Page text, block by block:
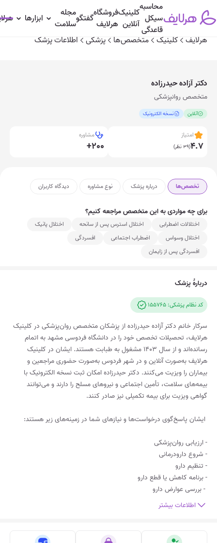
محاسبه
سیکل
قاعدگی
کلینیک
آنلاین
فروشگاه
هرلایف گفتگومجله
سلامت
ابزارها
هرلایف
کلینیک متخصص‌ها پزشکی اطلاعات پزشک
تخصص‌ها درباره پزشک نوع مشاوره دیدگاه‌ کاربران
دکتر آزاده حیدرزاده
متخصص روانپزشکی
آنلاین نسخه الکترونیک
امتیاز
4.7(39 نظر)
مشاوره
+200
تخصص‌ها درباره پزشک نوع مشاوره دیدگاه‌ کاربران
برای چه مواردی به این متخصص مراجعه کنیم؟
اختلالات اضطرابی اختلال استرس پس از سانحه
اختلال پانیک
اختلال وسواس
اضطراب اجتماعی
افسردگی
افسردگی پس از زایمان
دربارۀ پزشک
کد نظام پزشکی: 155765
سرکار خانم دکتر آزاده حیدرزاده از پزشکان متخصص روان‌پزشکی در کلینیک
هرلایف، تحصیلات تخصص خود را در دانشگاه فردوسی مشهد به اتمام
رسانده‌اند و از سال ۱۴۰۳ مشغول به طبابت هستند. ایشان در کلینیک
هرلایف به‌صورت آنلاین و در شهر فردوس به‌صورت حضوری مراجعین و
بیماران را ویزیت می‌کنند. دکتر حیدرزاده امکان ثبت نسخه الکترونیک با
بیمه‌های سلامت، تأمین اجتماعی و نیروهای مسلح را دارند و می‌توانند
- بررسی عوارض دارو
اطلاعات بیشتر